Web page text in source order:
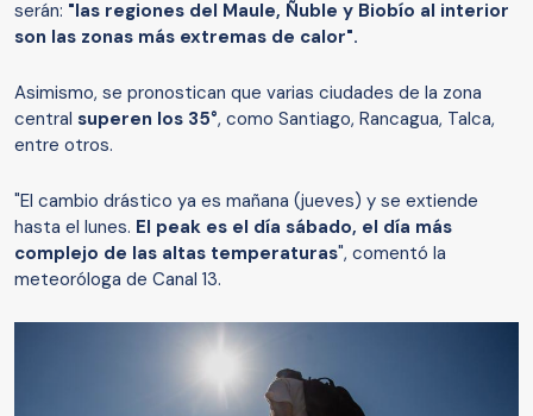
serán: "las regiones del Maule, Ñuble y Biobío al interior
son las zonas más extremas de calor".
Asimismo, se pronostican que varias ciudades de la zona
central superen los 35°, como Santiago, Rancagua, Talca,
entre otros.
"El cambio drástico ya es mañana (jueves) y se extiende
hasta el lunes. El peak es el día sábado, el día más
complejo de las altas temperaturas", comentó la
meteoróloga de Canal 13.